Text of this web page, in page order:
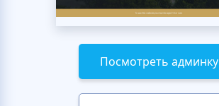
Посмотреть админку